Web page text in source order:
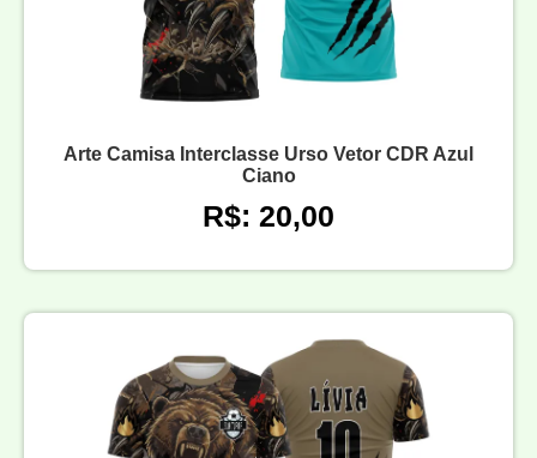
Arte Camisa Interclasse Urso Vetor CDR Azul
Ciano
R$: 20,00